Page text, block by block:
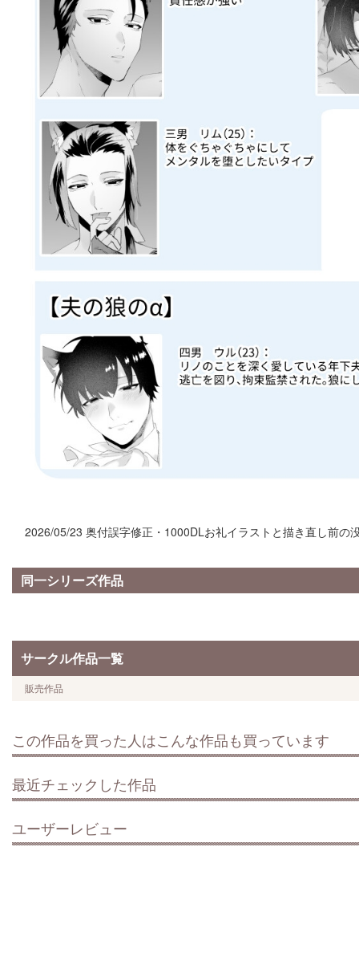
2026/05/23 奥付誤字修正・1000DLお礼イラストと描き直し前の
同一シリーズ作品
サークル作品一覧
販売作品
この作品を買った人はこんな作品も買っています
最近チェックした作品
ユーザーレビュー